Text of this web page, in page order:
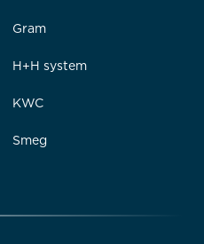
Gram
H+H system
KWC
Smeg